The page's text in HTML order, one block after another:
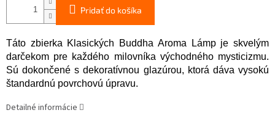
Pridať do košíka
Táto zbierka Klasických Buddha Aroma Lámp je skvelým
darčekom pre každého milovníka východného mysticizmu.
Sú dokončené s dekoratívnou glazúrou, ktorá dáva vysokú
štandardnú povrchovú úpravu.
Detailné informácie